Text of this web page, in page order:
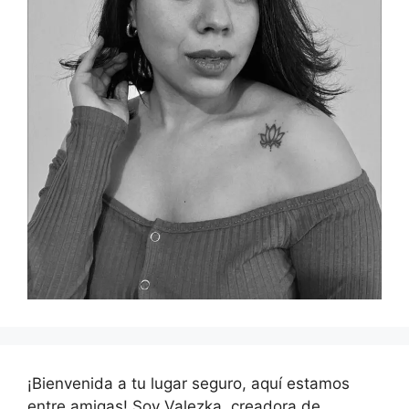
¡Bienvenida a tu lugar seguro, aquí estamos